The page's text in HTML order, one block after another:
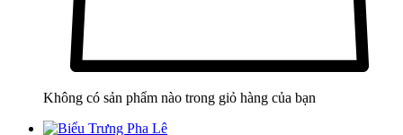
Không có sản phẩm nào trong giỏ hàng của bạn